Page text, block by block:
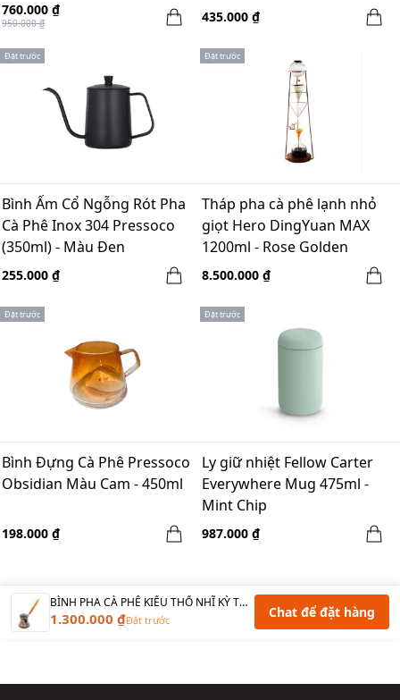
760.000 ₫
950.000 ₫ 435.000 ₫
Đặt trước
Bình Ấm Cổ Ngỗng Rót Pha
Cà Phê Inox 304 Pressoco
(350ml) - Màu Đen
255.000 ₫
Đặt trước
Tháp pha cà phê lạnh nhỏ
giọt Hero DingYuan MAX
1200ml - Rose Golden
8.500.000 ₫
Đặt trước
Bình Đựng Cà Phê Pressoco
Obsidian Màu Cam - 450ml
198.000 ₫
Đặt trước
Ly giữ nhiệt Fellow Carter
Everywhere Mug 475ml -
Mint Chip
987.000 ₫
BÌNH PHA CÀ PHÊ KIỂU THỔ NHĨ KỲ TURKISH POT ARTISAN DECORATED 100ML (2-4 LY)
1.300.000 ₫Đặt trước Chat để đặt hàng